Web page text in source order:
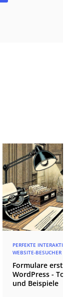
PERFEKTE
WEBSITE-BESUCHER
Formulare
WordPress -
und Beispiele